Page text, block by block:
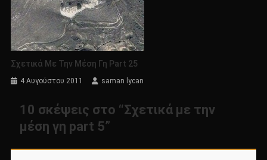
Σχετικά Με Την Μέση Γη Part 25
4 Αυγούστου 2011 saman lycan
10 σκέψεις στο “Σχετικά με την
μέση γη part 5”